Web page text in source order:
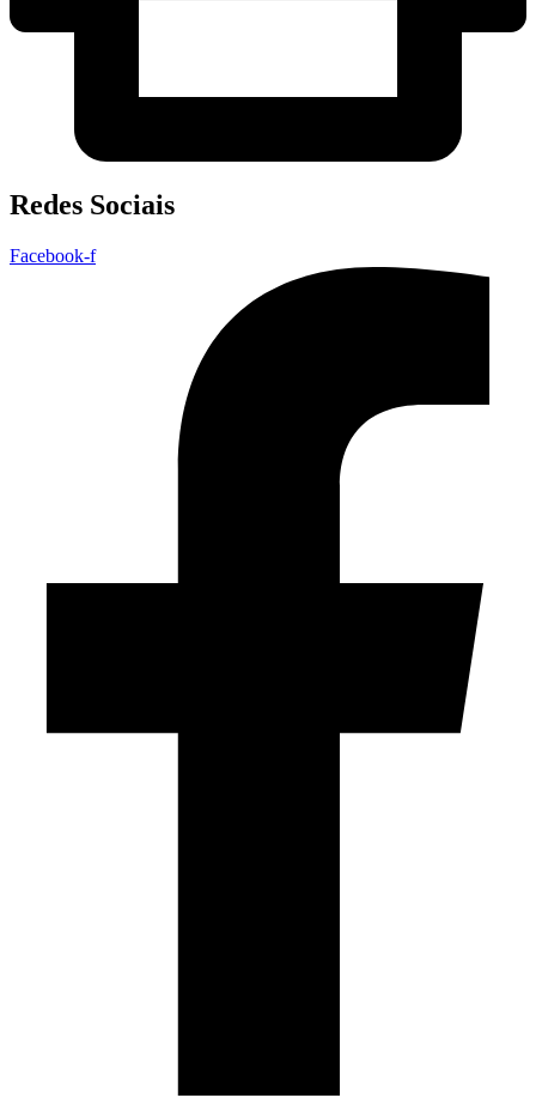
Redes Sociais
Facebook-f